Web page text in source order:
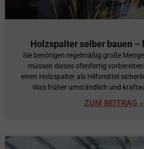
Holzspalter selber bauen –
Sie benötigen regelmäßig große
müssen dieses ofenfertig
einen Holzspalter als Hilfsmittel
Was früher umständlich und
ZUM BEITRAG »